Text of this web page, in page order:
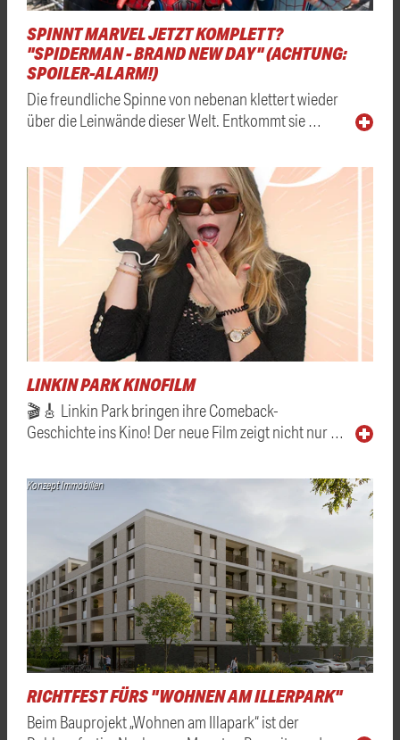
SPINNT MARVEL JETZT KOMPLETT?
"SPIDERMAN - BRAND NEW DAY" (ACHTUNG:
SPOILER-ALARM!)
Die freundliche Spinne von nebenan klettert wieder
über die Leinwände dieser Welt. Entkommt sie …
LINKIN PARK KINOFILM
🎬🎸 Linkin Park bringen ihre Comeback-
Geschichte ins Kino! Der neue Film zeigt nicht nur …
Konzept Immobilien
RICHTFEST FÜRS "WOHNEN AM ILLERPARK"
Beim Bauprojekt „Wohnen am Illapark“ ist der